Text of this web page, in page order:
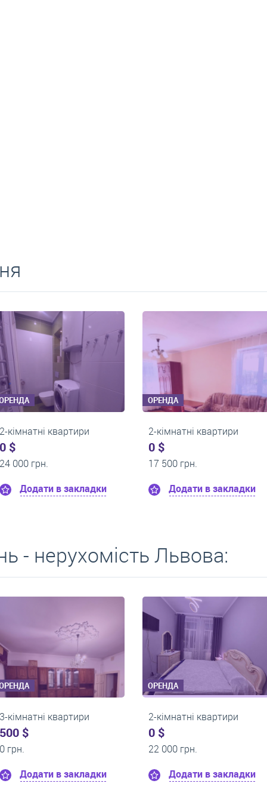
ОРЕНДА
2-кімнатні квартири
500 $
0 грн.
Додати в закладки
ОРЕНДА
2-кімнатні квартири
0 $
16 000 грн.
Додати в закладки
- нерухомість Львова:
ОРЕНДА
1-кімнатні квартири
0 $
Додати в закладки
ОРЕНДА
2-кімнатні квартири
17 500 грн.
Додати в